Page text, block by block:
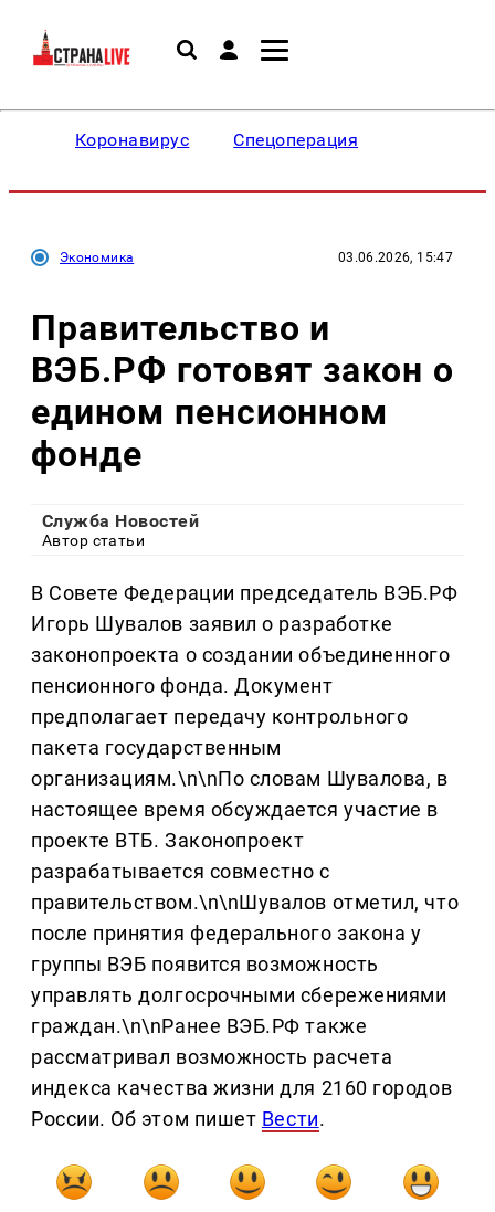
Коронавирус Спецоперация
Экономика 03.06.2026, 15:47
Правительство и
ВЭБ.РФ готовят закон о
едином пенсионном
фонде
Служба Новостей
Автор статьи
В Совете Федерации председатель ВЭБ.РФ
Игорь Шувалов заявил о разработке
законопроекта о создании объединенного
пенсионного фонда. Документ
предполагает передачу контрольного
пакета государственным
организациям.\n\nПо словам Шувалова, в
настоящее время обсуждается участие в
проекте ВТБ. Законопроект
разрабатывается совместно с
правительством.\n\nШувалов отметил, что
после принятия федерального закона у
группы ВЭБ появится возможность
управлять долгосрочными сбережениями
граждан.\n\nРанее ВЭБ.РФ также
рассматривал возможность расчета
индекса качества жизни для 2160 городов
России. Об этом пишет Вести.